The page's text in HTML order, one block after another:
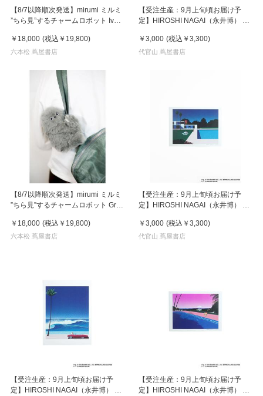
【8/7以降順次発送】mirumi ミルミ
”ちら見”するチャームロボット Ivory
￥18,000 (税込 ￥19,800)
六本松 蔦屋書店
【受注生産：9月上旬頃お届け予
定】HIROSHI NAGAI（永井博） ×
スター / KTHN-PT Untitled 1
￥3,000 (税込 ￥3,300)
代官山 蔦屋書店
【8/7以降順次発送】mirumi ミルミ
”ちら見”するチャームロボット Gray
￥18,000 (税込 ￥19,800)
六本松 蔦屋書店
【受注生産：9月上旬頃お届け予
定】HIROSHI NAGAI（永井博） ×
スター / KTHN-PT Untitled 3
￥3,000 (税込 ￥3,300)
代官山 蔦屋書店
【受注生産：9月上旬頃お届け予
定】HIROSHI NAGAI（永井博） ×
【受注生産：9月上旬頃お届け予
定】HIROSHI NAGAI（永井博） ×